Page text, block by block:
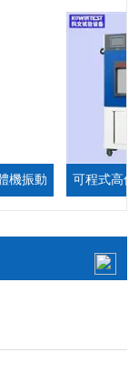
振動 可程式高低溫